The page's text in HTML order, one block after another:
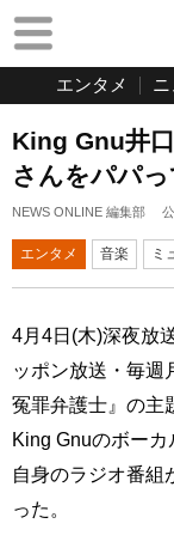
エンタメ
King Gnu井
さんをパパ
NEWS ONLINE 編集部 公
エンタメ 音楽 ミ
4月4日(木)深夜放
ッポン放送・毎週
冤罪弁護士』の主
King Gnuのボー
自身のラジオ番組
った。